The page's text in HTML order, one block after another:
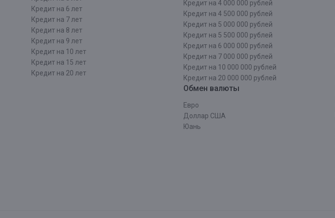
Кредит на 6 лет
Кредит на 7 лет
Кредит на 8 лет
Кредит на 9 лет
Кредит на 10 лет
Кредит на 15 лет
Кредит на 20 лет
Кредит на 4 000 000 рублей
Кредит на 4 500 000 рублей
Кредит на 5 000 000 рублей
Кредит на 5 500 000 рублей
Кредит на 6 000 000 рублей
Кредит на 7 000 000 рублей
Кредит на 10 000 000 рублей
Кредит на 20 000 000 рублей
Обмен валюты
Евро
Доллар США
Юань